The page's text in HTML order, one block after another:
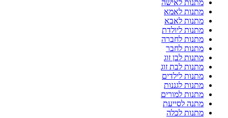
מתנות לאישה
מתנות לאמא
מתנות לאבא
מתנות ליולדת
מתנות לחברה
מתנות לחבר
מתנות לבן זוג
מתנות לבת זוג
מתנות לילדים
מתנות לגננות
מתנות למורים
מתנה לסייעת
מתנות לכלה